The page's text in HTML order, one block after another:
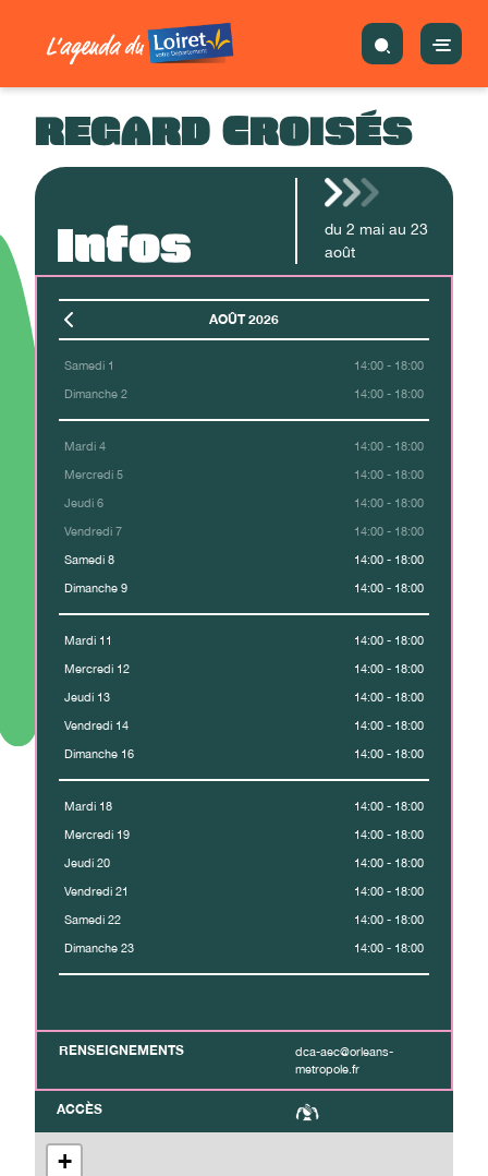
REGARD CROISÉS
Infos du 2 mai au 23
août
AOÛT 2026
Samedi 1 14:00 - 18:00
Dimanche 2 14:00 - 18:00
Mardi 4 14:00 - 18:00
Mercredi 5 14:00 - 18:00
Jeudi 6 14:00 - 18:00
Vendredi 7 14:00 - 18:00
Samedi 8 14:00 - 18:00
Dimanche 9 14:00 - 18:00
Mardi 11 14:00 - 18:00
Mercredi 12 14:00 - 18:00
Jeudi 13 14:00 - 18:00
Vendredi 14 14:00 - 18:00
Dimanche 16 14:00 - 18:00
Mardi 18 14:00 - 18:00
Mercredi 19 14:00 - 18:00
Jeudi 20 14:00 - 18:00
Vendredi 21 14:00 - 18:00
Samedi 22 14:00 - 18:00
Dimanche 23 14:00 - 18:00
RENSEIGNEMENTS
dca-aec@orleans-
metropole.fr
ACCÈS
+